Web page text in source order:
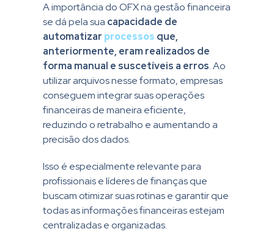
A importância do OFX na gestão financeira
se dá pela sua capacidade de
automatizar processos que,
anteriormente, eram realizados de
forma manual e suscetíveis a erros. Ao
utilizar arquivos nesse formato, empresas
conseguem integrar suas operações
financeiras de maneira eficiente,
reduzindo o retrabalho e aumentando a
precisão dos dados.
Isso é especialmente relevante para
profissionais e líderes de finanças que
buscam otimizar suas rotinas e garantir que
todas as informações financeiras estejam
centralizadas e organizadas.